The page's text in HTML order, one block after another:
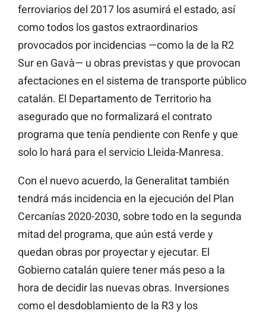
ferroviarios del 2017 los asumirá el estado, así
como todos los gastos extraordinarios
provocados por incidencias —como la de la R2
Sur en Gavà— u obras previstas y que provocan
afectaciones en el sistema de transporte público
catalán. El Departamento de Territorio ha
asegurado que no formalizará el contrato
programa que tenía pendiente con Renfe y que
solo lo hará para el servicio Lleida-Manresa.
Con el nuevo acuerdo, la Generalitat también
tendrá más incidencia en la ejecución del Plan
Cercanías 2020-2030, sobre todo en la segunda
mitad del programa, que aún está verde y
quedan obras por proyectar y ejecutar. El
Gobierno catalán quiere tener más peso a la
hora de decidir las nuevas obras. Inversiones
como el desdoblamiento de la R3 y los